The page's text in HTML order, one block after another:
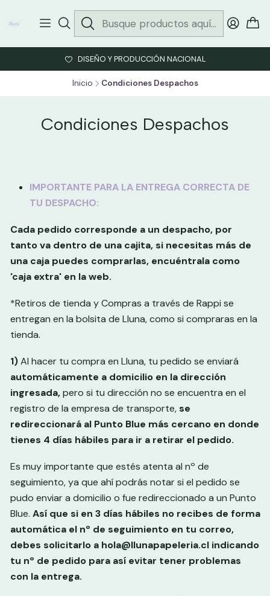
DISEÑO Y PRODUCCIÓN NACIONAL
Inicio Condiciones Despachos
Condiciones Despachos
IMPORTANTE PARA LA ENTREGA CORRECTA DE
TU DESPACHO:
Cada pedido corresponde a un despacho, por
tanto va dentro de una cajita, si necesitas más de
una caja puedes comprarlas, encuéntrala como
'caja extra' en la web.
*Retiros de tienda y Compras a través de Rappi se
entregan en la bolsita de Lluna, como si compraras en la
tienda.
1)Al hacer tu compra en Lluna, tu pedido se enviará
automáticamente a domicilio en la dirección
ingresada,pero si tu dirección no se encuentra en el
registro de la empresa de transporte,se
redireccionará al Punto Blue más cercano en donde
tienes 4 días hábiles para ir a retirar el pedido.
Es muy importante que estés atenta al nº de
seguimiento, ya que ahí podrás notar si el pedido se
pudo enviar a domicilio o fue redireccionado a un Punto
Blue. Así que si en 3 días hábiles no recibes de forma
automática el nº de seguimiento en tu correo,
debes solicitarlo a hola@llunapapeleria.cl indicando
tu nº de pedido para así evitar tener problemas
con la entrega.